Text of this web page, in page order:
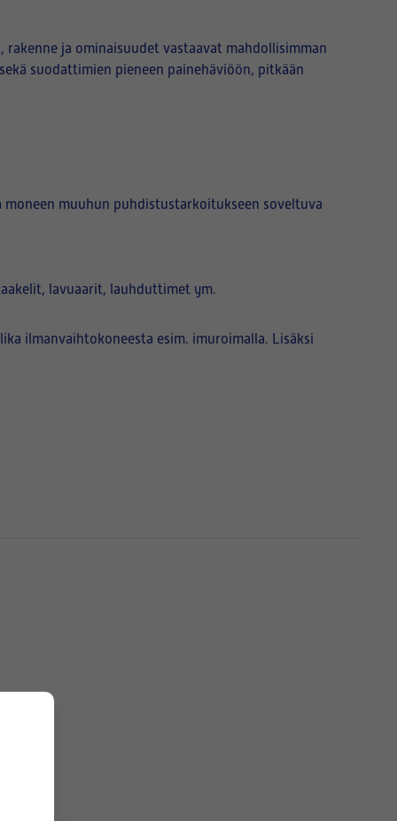
ja ominaisuudet vastaavat mahdollisimman
suodattimien pieneen painehäviöön, pitkään
muuhun puhdistustarkoitukseen soveltuva
lavuaarit, lauhduttimet ym.
ilmanvaihtokoneesta esim. imuroimalla. Lisäksi